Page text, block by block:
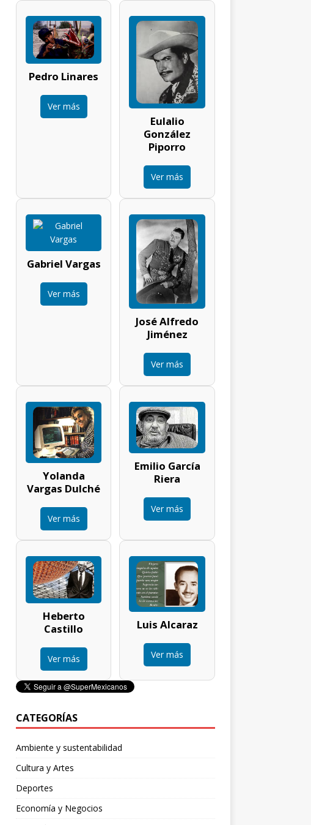
Pedro Linares
Ver más
Eulalio
González
Piporro
Ver más
Gabriel Vargas
Ver más
José Alfredo
Jiménez
Ver más
Yolanda
Vargas Dulché
Ver más
Emilio García
Riera
Ver más
Heberto
Castillo
Ver más
Luis Alcaraz
Ver más
CATEGORÍAS
Ambiente y sustentabilidad
Cultura y Artes
Deportes
Economía y Negocios